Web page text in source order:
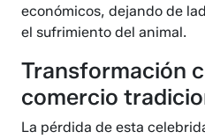
económicos, dejando de
el sufrimiento del animal.
Transformación
comercio
La pérdida de esta